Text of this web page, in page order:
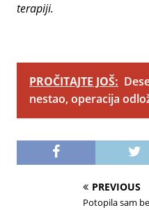
terapiji.
PROČITAJTE JOŠ:
nestao, operacija
PREVIOUS
Potopila sam